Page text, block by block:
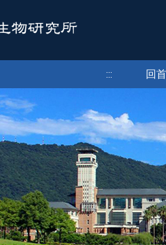
::: 回